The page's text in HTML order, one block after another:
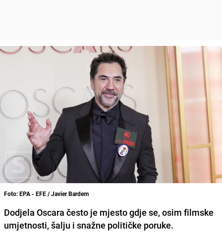
Foto: EPA - EFE / Javier Bardem
Dodjela Oscara često je mjesto gdje se, osim filmske
umjetnosti, šalju i snažne političke poruke.